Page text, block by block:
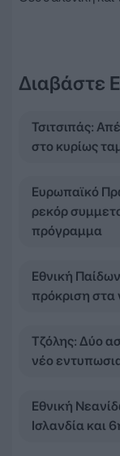
Διαβάστε
Τσιτσιπάς:
στο κυρίως
Ευρωπαϊκό
ρεκόρ
πρόγραμμα
Εθνική
πρόκριση στα
Τζόλης: Δύο
νέο
Εθνική
Ισλανδία και